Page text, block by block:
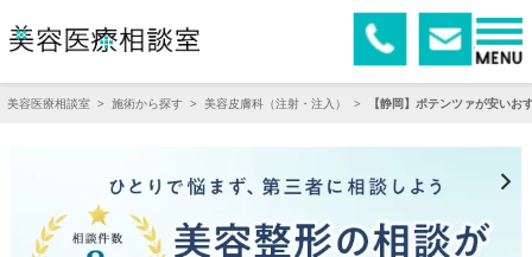
美容医療相談室 > 施術から探す > 美容皮膚科（注射・注入） > 【静岡】ポテンツァが安い